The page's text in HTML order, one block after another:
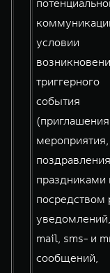
условии
триггерного
события
мероприятия,
праздниками
посредством
mail, sms- и
сообщений,